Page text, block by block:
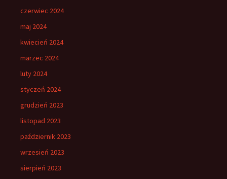
czerwiec 2024
maj 2024
kwiecień 2024
marzec 2024
luty 2024
styczeń 2024
grudzień 2023
listopad 2023
październik 2023
wrzesień 2023
sierpień 2023